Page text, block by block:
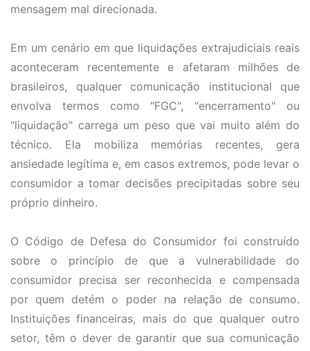
mensagem mal direcionada.
Em um cenário em que liquidações extrajudiciais reais
aconteceram recentemente e afetaram milhões de
brasileiros, qualquer comunicação institucional que
envolva termos como "FGC", "encerramento" ou
"liquidação" carrega um peso que vai muito além do
técnico. Ela mobiliza memórias recentes, gera
ansiedade legítima e, em casos extremos, pode levar o
consumidor a tomar decisões precipitadas sobre seu
próprio dinheiro.
O Código de Defesa do Consumidor foi construído
sobre o princípio de que a vulnerabilidade do
consumidor precisa ser reconhecida e compensada
por quem detém o poder na relação de consumo.
Instituições financeiras, mais do que qualquer outro
setor, têm o dever de garantir que sua comunicação